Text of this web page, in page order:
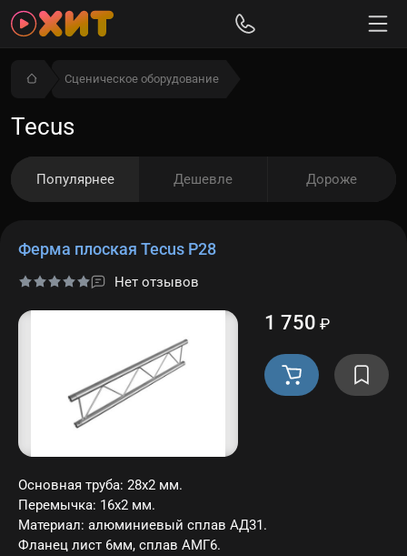
Сценическое оборудование
Tecus
Популярнее Дешевле Дороже
Ферма плоская Tecus Р28
Нет отзывов
1 750 ₽
Основная труба: 28х2 мм.
Перемычка: 16х2 мм.
Материал: алюминиевый сплав АД31.
Фланец лист 6мм, сплав АМГ6.